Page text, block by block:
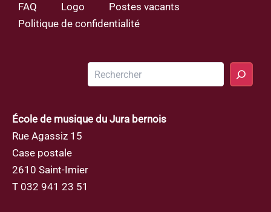
FAQ
Logo
Postes vacants
Politique de confidentialité
École de musique du Jura bernois
Rue Agassiz 15
Case postale
2610 Saint-Imier
T 032 941 23 51